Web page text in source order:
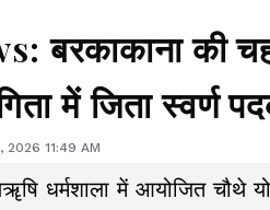
बरकाकाना की
में जिता स्वर्ण
2026 11:49 AM
धर्मशाला में आयोजित चौथे